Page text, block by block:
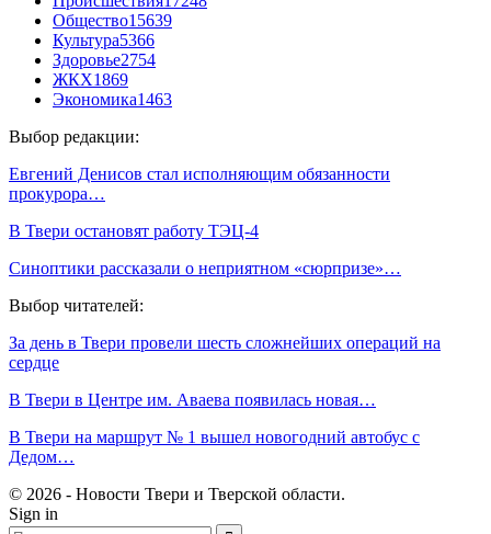
Общество15639
Культура5366
Здоровье2754
ЖКХ1869
Экономика1463
Выбор редакции:
Евгений Денисов стал исполняющим обязанности
прокурора…
В Твери остановят работу ТЭЦ-4
Синоптики рассказали о неприятном «сюрпризе»…
Выбор читателей:
За день в Твери провели шесть сложнейших операций на
сердце
В Твери в Центре им. Аваева появилась новая…
В Твери на маршрут № 1 вышел новогодний автобус с
Дедом…
© 2026 - Новости Твери и Тверской области.
Sign in